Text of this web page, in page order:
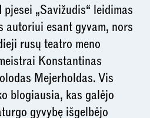
„Savižudis“ leidimas
autoriui esant gyvam, nors
rusų teatro meno
Konstantinas
Mejerholdas. Vis
blogiausia, kas galėjo
gyvybę išgelbėjo